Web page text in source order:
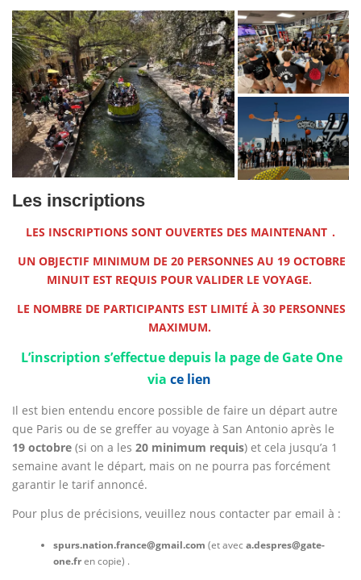
Les inscriptions
LES INSCRIPTIONS SONT OUVERTES DES MAINTENANT .
UN OBJECTIF MINIMUM DE 20 PERSONNES AU 19 OCTOBRE
MINUIT EST REQUIS POUR VALIDER LE VOYAGE.
LE NOMBRE DE PARTICIPANTS EST LIMITÉ À 30 PERSONNES
MAXIMUM.
L’inscription s’effectue depuis la page de Gate One
via ce lien
Il est bien entendu encore possible de faire un départ autre
que Paris ou de se greffer au voyage à San Antonio après le
19 octobre (si on a les 20 minimum requis) et cela jusqu’a 1
semaine avant le départ, mais on ne pourra pas forcément
garantir le tarif annoncé.
Pour plus de précisions, veuillez nous contacter par email à :
spurs.nation.france@gmail.com (et avec a.despres@gate-
one.fren copie) .